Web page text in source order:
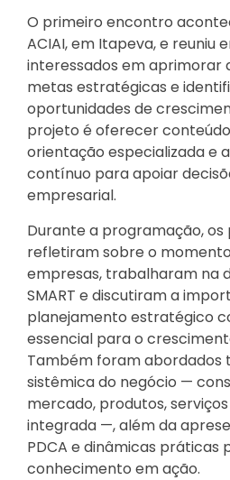
O primeiro encontro
ACIAI, em Itapeva, e reuniu
interessados em aprimorar
metas estratégicas e
oportunidades de
projeto é oferecer
orientação especializada e
contínuo para apoiar
empresarial.
Durante a programação,
refletiram sobre o
empresas, trabalharam na
SMART e discutiram a
planejamento estratégico
essencial para o
Também foram abordados
sistêmica do negócio —
mercado, produtos,
integrada —, além da
PDCA e dinâmicas
conhecimento em ação.